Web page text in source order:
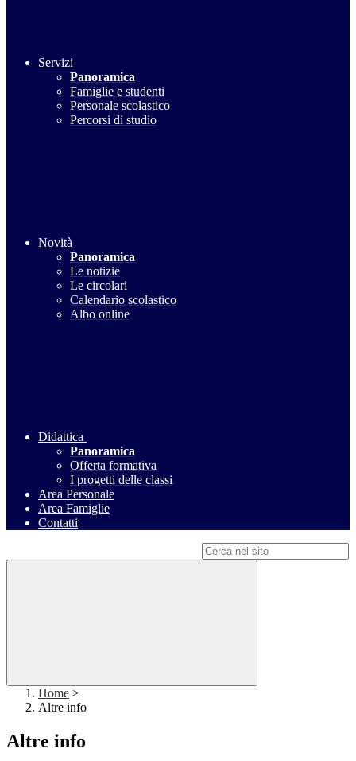
Servizi
Panoramica
Famiglie e studenti
Personale scolastico
Percorsi di studio
Novità
Panoramica
Le notizie
Le circolari
Calendario scolastico
Albo online
Didattica
Panoramica
Offerta formativa
I progetti delle classi
Area Personale
Area Famiglie
Contatti
Home >
Altre info
Altre info